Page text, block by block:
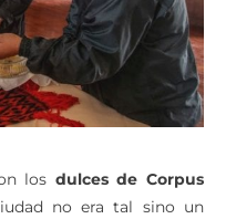
los dulces de Corpus
no era tal sino un